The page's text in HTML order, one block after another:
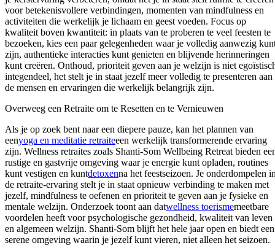
voor betekenisvollere verbindingen, momenten van mindfulness en
activiteiten die werkelijk je lichaam en geest voeden. Focus op
kwaliteit boven kwantiteit: in plaats van te proberen te veel feesten te
bezoeken, kies een paar gelegenheden waar je volledig aanwezig
zijn, authentieke interacties kunt genieten en blijvende herinneringen
kunt creëren. Onthoud, prioriteit geven aan je welzijn is niet
integendeel, het stelt je in staat jezelf meer volledig te presenteren aan
de mensen en ervaringen die werkelijk belangrijk zijn.
Overweeg een Retraite om te Resetten en te Vernieuwen
Als je op zoek bent naar een diepere pauze, kan het plannen van
eenyoga en meditatie retraiteeen werkelijk transformerende ervaring
zijn. Wellness retraites zoals Shanti-Som Wellbeing Retreat bieden
rustige en gastvrije omgeving waar je energie kunt opladen, routines
kunt vestigen en kuntdetoxenna het feestseizoen. Je onderdompelen
de retraite-ervaring stelt je in staat opnieuw verbinding te maken met
jezelf, mindfulness te oefenen en prioriteit te geven aan je fysieke en
mentale welzijn. Onderzoek toont aan datwellness toerismemeetbare
voordelen heeft voor psychologische gezondheid, kwaliteit van leven
en algemeen welzijn. Shanti-Som blijft het hele jaar open en biedt een
serene omgeving waarin je jezelf kunt vieren, niet alleen het seizoen.